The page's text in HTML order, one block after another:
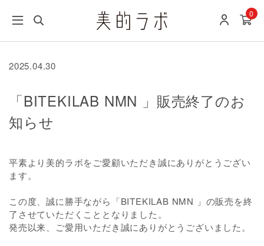
0
2025.04.30
「BITEKILAB NMN 」販売終了のお
知らせ
平素より美的ラボをご愛顧いただき誠にありがとうござい
ます。
この度、誠に勝手ながら「BITEKILAB NMN 」の販売を終
了させていただくこととなりました。
発売以来、ご愛用いただき誠にありがとうございました。